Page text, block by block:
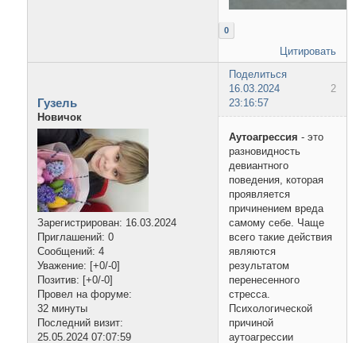
0
Цитировать
Поделиться
2
16.03.2024
23:16:57
Гузель
Новичок
Зарегистрирован: 16.03.2024
Приглашений: 0
Сообщений: 4
Уважение:
[+0/-0]
Позитив:
[+0/-0]
Провел на форуме:
32 минуты
Последний визит:
25.05.2024 07:07:59
Аутоагрессия - это
разновидность
девиантного
поведения, которая
проявляется
причинением вреда
самому себе. Чаще
всего такие действия
являются
результатом
перенесенного
стресса.
Психологической
причиной
аутоагрессии